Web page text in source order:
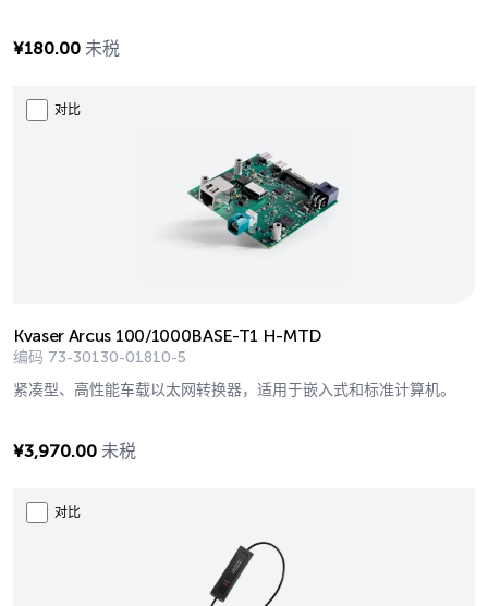
¥180.00 未税
对比
Kvaser Arcus 100/1000BASE-T1 H-MTD
编码 73-30130-01810-5
紧凑型、高性能车载以太网转换器，适用于嵌入式和标准计算机。
¥3,970.00 未税
对比